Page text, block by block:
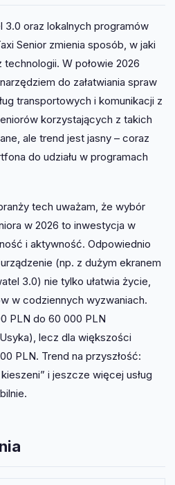
3.0 oraz lokalnych programów
Senior zmienia sposób, w jaki
W połowie 2026
do załatwiania spraw
transportowych i komunikacji z
korzystających z takich
ale trend jest jasny – coraz
do udziału w programach
tech uważam, że wybór
w 2026 to inwestycja w
i aktywność. Odpowiednio
(np. z dużym ekranem
3.0) nie tylko ułatwia życie,
w codziennych wyzwaniach.
PLN do 60 000 PLN
lecz dla większości
PLN. Trend na przyszłość:
i jeszcze więcej usług